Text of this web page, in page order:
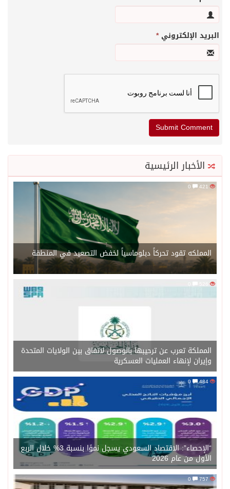
البريد الإلكتروني*
الأخبار الرئيسية
المملكه تقود تحركاً دبلوماسياً لخفض التصعيد في المنطقة
526
المملكة تعرب عن ترحيبها بالوصول لاتفاق بين الولايات المتحدة
وإيران لإنهاء العمليات العسكرية
484
“الإحصاء”: الاقتصاد السعودي يسجل نموًا بنسبة 3% خلال الربع
الأول من عام 2026
757
0